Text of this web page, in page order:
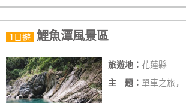
1日遊 鯉魚潭風景區
旅遊地： 花蓮縣
主 題： 單車之旅,